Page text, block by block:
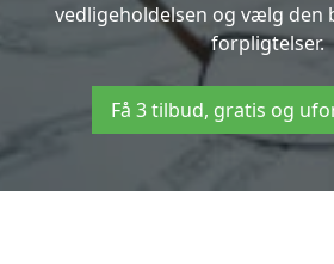
vedligeholdelsen og vælg den
forpligtelser.
Få 3 tilbud, gratis og